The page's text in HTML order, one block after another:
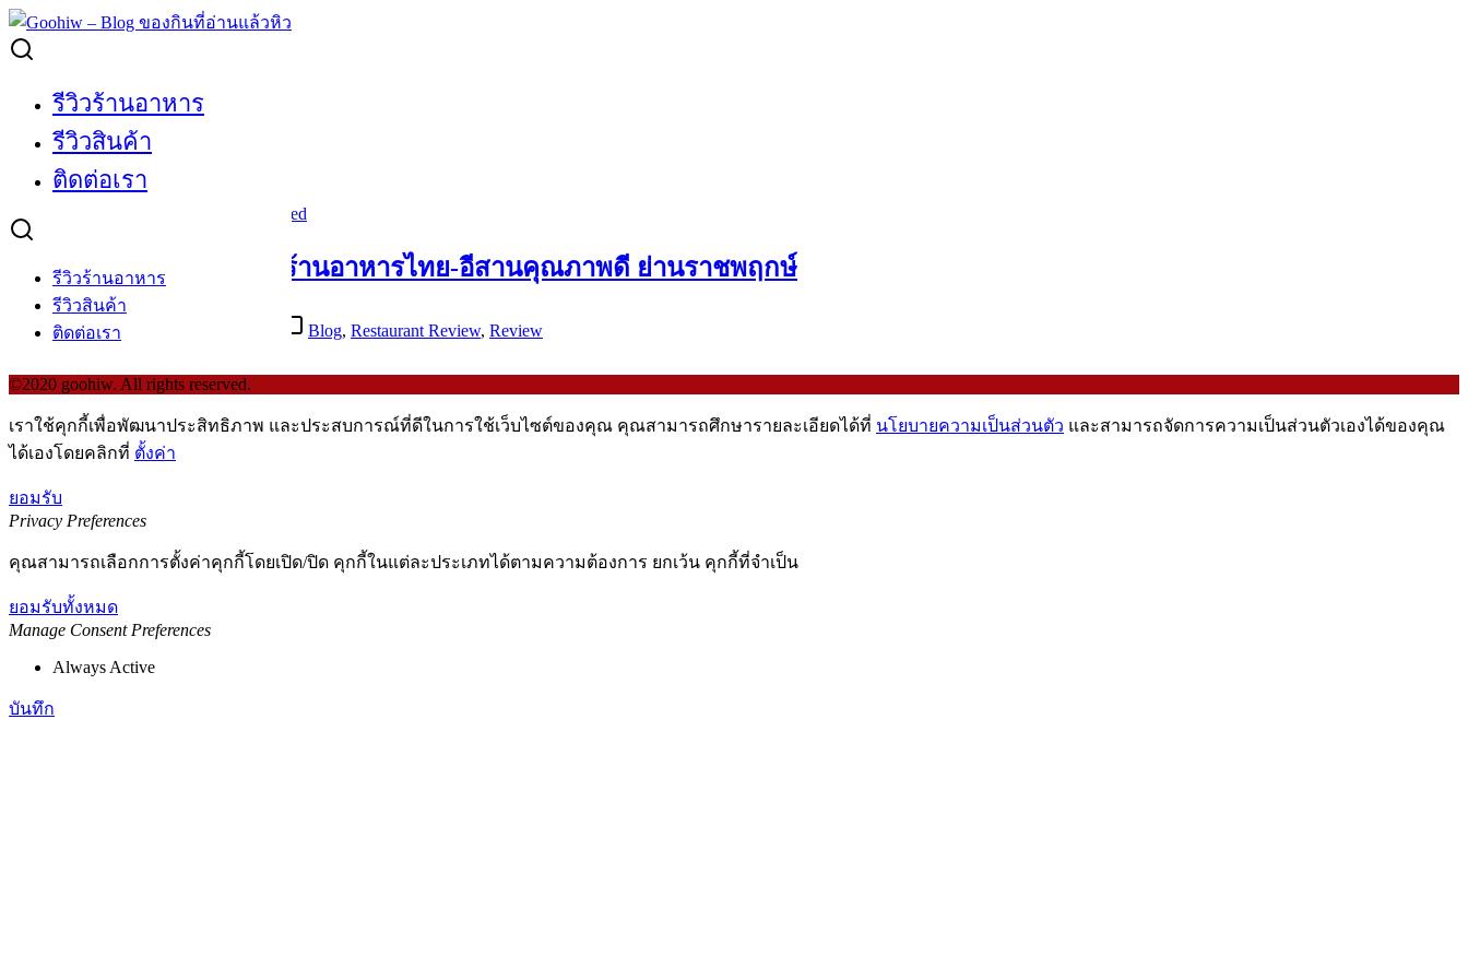
Skip
to
content
รีวิวร้านอาหาร
รีวิวสินค้า
ติดต่อเรา
รีวิวร้านอาหาร
รีวิวสินค้า
ติดต่อเรา
Search
Plara
Plara
[Review] Plara (ปลาร้า) ร้านอาหารไทย-อีสานคุณภาพดี ย่านราชพฤกษ์
April 11, 2019 Blog, Restaurant Review, Review
©2020 goohiw. All rights reserved.
เราใช้คุกกี้เพื่อพัฒนาประสิทธิภาพ และประสบการณ์ที่ดีในการใช้เว็บไซต์ของคุณ คุณสามารถศึกษารายละเอียดได้ที่ นโยบายความเป็นส่วนตัว และสามารถจัดการความเป็นส่วนตัวเองได้ของคุณ
ได้เองโดยคลิกที่ ตั้งค่า
ยอมรับ
Privacy Preferences
คุณสามารถเลือกการตั้งค่าคุกกี้โดยเปิด/ปิด คุกกี้ในแต่ละประเภทได้ตามความต้องการ ยกเว้น คุกกี้ที่จำเป็น
ยอมรับทั้งหมด
Manage Consent Preferences
Always Active
บันทึก